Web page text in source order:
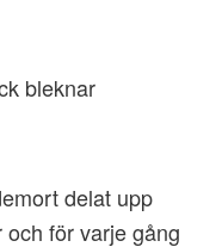
bleknar
delat upp
för varje gång